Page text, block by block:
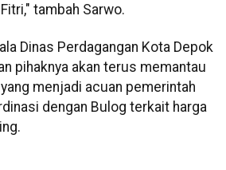
tambah Sarwo.
Dinas Perdagangan Kota Depok
pihaknya akan terus memantau
menjadi acuan pemerintah
dengan Bulog terkait harga